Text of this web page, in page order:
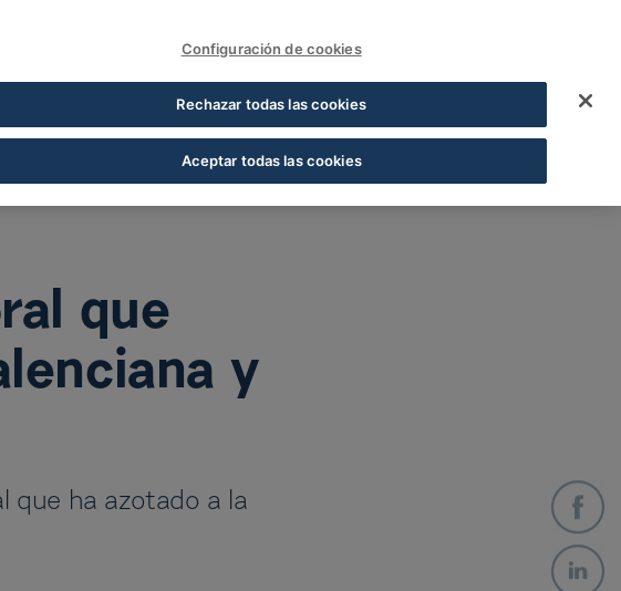
CRÉDITO FUNDACIÓN COFARES
está afectando a la
que
y
que ha azotado a la
Configuración de cookies
Rechazar todas las cookies
Aceptar todas las cookies